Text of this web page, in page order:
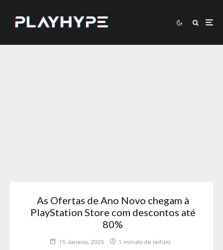
As Ofertas de Ano Novo chegam à
PlayStation Store com descontos até
80%
15 Janeiro, 2025 1 minuto de leitura